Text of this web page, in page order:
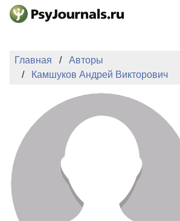
Перейти к основному содержанию
ИЗДАНИЯ
АВТОРЫ
ПОДАТЬ РУКОПИСЬ
БАЗА ЗНАНИЙ
КЛЮЧЕВЫЕ СЛОВА
Регистрация
Главная
Авторы
Камшуков Андрей Викторович